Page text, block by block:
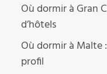
Où dormir à Gran
d’hôtels
Où dormir à Malte
profil